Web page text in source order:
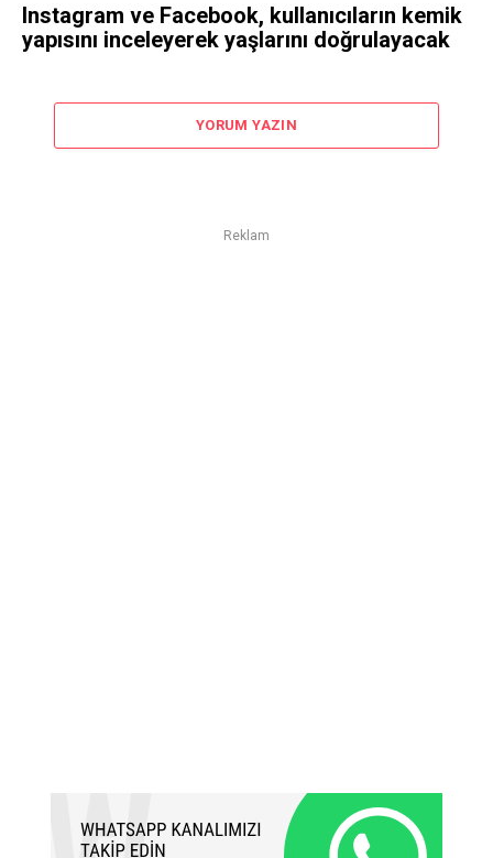
Instagram ve Facebook, kullanıcıların kemik
yapısını inceleyerek yaşlarını doğrulayacak
YORUM YAZIN
Reklam